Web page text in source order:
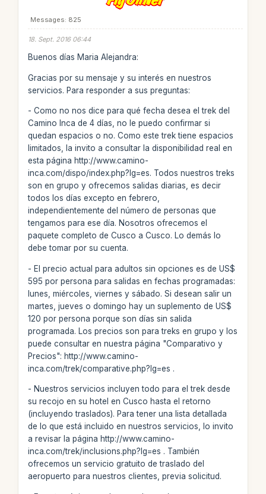
Messages: 825
18. Sept. 2016 06:44
Buenos días Maria Alejandra:
Gracias por su mensaje y su interés en nuestros
servicios. Para responder a sus preguntas:
- Como no nos dice para qué fecha desea el trek del
Camino Inca de 4 días, no le puedo confirmar si
quedan espacios o no. Como este trek tiene espacios
limitados, la invito a consultar la disponibilidad real en
esta página http://www.camino-
inca.com/dispo/index.php?lg=es. Todos nuestros treks
son en grupo y ofrecemos salidas diarias, es decir
todos los días excepto en febrero,
independientemente del número de personas que
tengamos para ese día. Nosotros ofrecemos el
paquete completo de Cusco a Cusco. Lo demás lo
debe tomar por su cuenta.
- El precio actual para adultos sin opciones es de US$
595 por persona para salidas en fechas programadas:
lunes, miércoles, viernes y sábado. Si desean salir un
martes, jueves o domingo hay un suplemento de US$
120 por persona porque son días sin salida
programada. Los precios son para treks en grupo y los
puede consultar en nuestra página "Comparativo y
Precios": http://www.camino-
inca.com/trek/comparative.php?lg=es .
- Nuestros servicios incluyen todo para el trek desde
su recojo en su hotel en Cusco hasta el retorno
(incluyendo traslados). Para tener una lista detallada
de lo que está incluido en nuestros servicios, lo invito
a revisar la página http://www.camino-
inca.com/trek/inclusions.php?lg=es . También
ofrecemos un servicio gratuito de traslado del
aeropuerto para nuestros clientes, previa solicitud.